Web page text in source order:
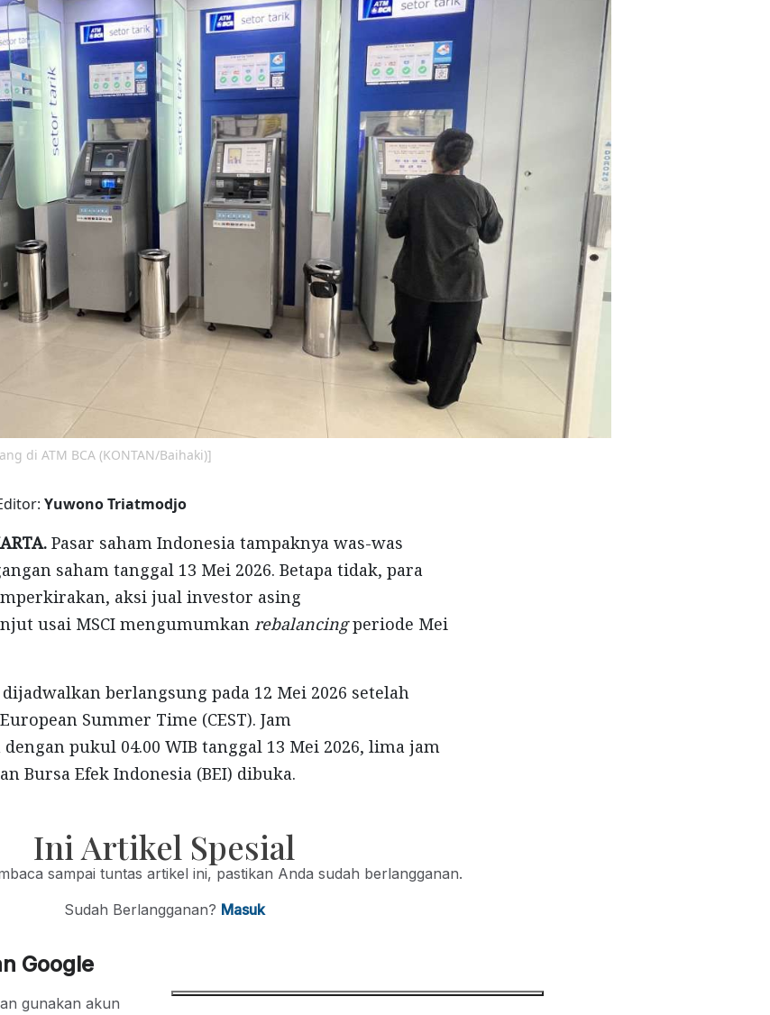
di ATM BCA (KONTAN/Baihaki)]
Yuwono Triatmodjo
Pasar saham Indonesia tampaknya was-was
saham tanggal 13 Mei 2026. Betapa tidak, para
aksi jual investor asing
usai MSCI mengumumkan rebalancingperiode Mei
berlangsung pada 12 Mei 2026 setelah
Summer Time (CEST). Jam
pukul 04.00 WIB tanggal 13 Mei 2026, lima jam
Bursa Efek Indonesia (BEI) dibuka.
Ini Artikel Spesial
sampai tuntas artikel ini, pastikan Anda sudah berlangganan.
Sudah Berlangganan? Masuk
Google
gunakan akun